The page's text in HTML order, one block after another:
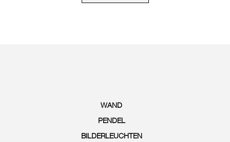
WAND
PENDEL
BILDERLEUCHTEN